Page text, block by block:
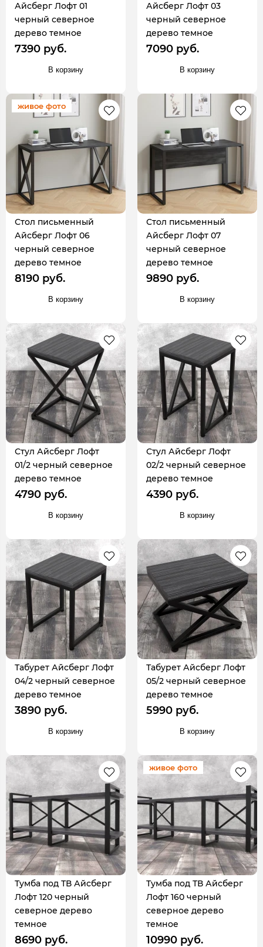
Айсберг Лофт 01
черный северное
дерево темное
7390 руб.
В корзину
Айсберг Лофт 03
черный северное
дерево темное
7090 руб.
В корзину
живое фото
Стол письменный
Айсберг Лофт 06
черный северное
дерево темное
8190 руб.
В корзину
Стол письменный
Айсберг Лофт 07
черный северное
дерево темное
9890 руб.
В корзину
Стул Айсберг Лофт
01/2 черный северное
дерево темное
4790 руб.
В корзину
Стул Айсберг Лофт
02/2 черный северное
дерево темное
4390 руб.
В корзину
Табурет Айсберг Лофт
04/2 черный северное
дерево темное
3890 руб.
В корзину
Табурет Айсберг Лофт
05/2 черный северное
дерево темное
5990 руб.
В корзину
Тумба под ТВ Айсберг
Лофт 120 черный
северное дерево
темное
8690 руб.
живое фото
Тумба под ТВ Айсберг
Лофт 160 черный
северное дерево
темное
10990 руб.